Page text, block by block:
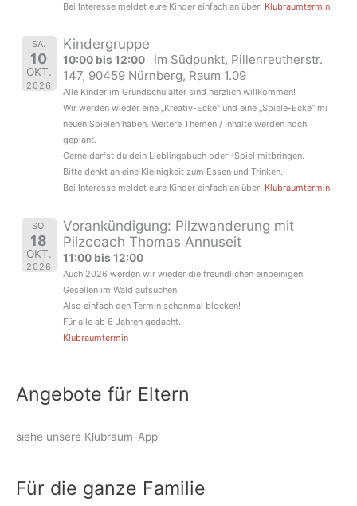
Bei Interesse meldet eure Kinder einfach an über: Klubraumtermin
SA.
10
OKT.
2026
Kindergruppe
10:00 bis 12:00
Im Südpunkt, Pillenreutherstr.
147, 90459 Nürnberg, Raum 1.09
Alle Kinder im Grundschulalter sind herzlich willkommen!
Wir werden wieder eine „Kreativ-Ecke“ und eine „Spiele-Ecke“ mi
neuen Spielen haben. Weitere Themen / Inhalte werden noch
geplant.
Gerne darfst du dein Lieblingsbuch oder -Spiel mitbringen.
Bitte denkt an eine Kleinigkeit zum Essen und Trinken.
Bei Interesse meldet eure Kinder einfach an über: Klubraumtermin
SO.
18
OKT.
2026
Vorankündigung: Pilzwanderung mit
Pilzcoach Thomas Annuseit
11:00 bis 12:00
Auch 2026 werden wir wieder die freundlichen einbeinigen
Gesellen im Wald aufsuchen.
Also einfach den Termin schonmal blocken!
Für alle ab 6 Jahren gedacht.
Klubraumtermin
Angebote für Eltern
siehe unsere Klubraum-App
Für die ganze Familie